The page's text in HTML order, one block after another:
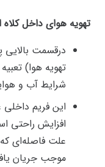
تهویه هوای داخل کلاه
تهویه هوا)
شرایط آب و
این فریم داخلی
افزایش راحتی
علت فاصله‌ای
موجب جریان